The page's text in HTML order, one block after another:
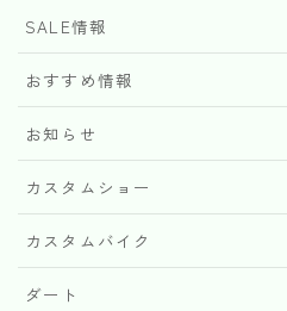
SALE情報
おすすめ情報
お知らせ
カスタムショー
カスタムバイク
ダート